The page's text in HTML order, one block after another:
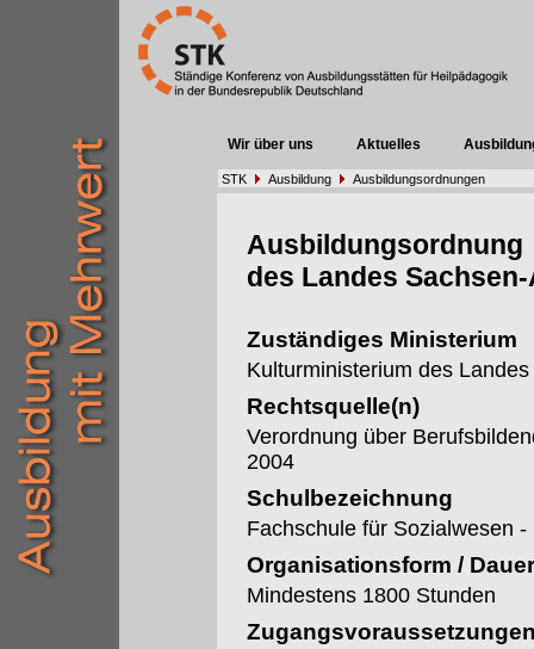
Wir über uns Aktuelles
STK Ausbildung Ausbildungsordnungen
Ausbildungsordnung
des Landes
Zuständiges Ministerium
Kulturministerium des
Rechtsquelle(n)
Verordnung über
2004
Schulbezeichnung
Fachschule für Sozialwesen
Organisationsform / Dauer
Mindestens 1800 Stunden